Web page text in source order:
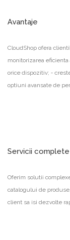
Avantaje
CloudShop ofera
monitorizarea
orice dispozitiv; -
optiuni avansate de
Servicii complete
Oferim solutii
catalogului de
client sa isi dezvolte